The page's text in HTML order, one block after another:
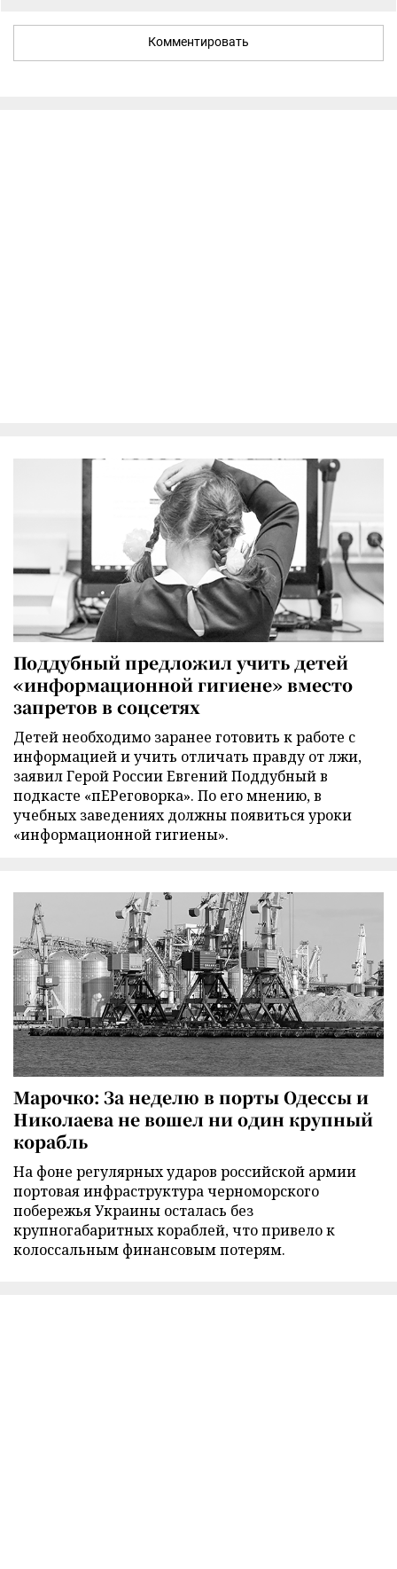
Комментировать
Поддубный предложил учить детей
«информационной гигиене» вместо
запретов в соцсетях
Детей необходимо заранее готовить к работе с
информацией и учить отличать правду от лжи,
заявил Герой России Евгений Поддубный в
подкасте «пЕРеговорка». По его мнению, в
учебных заведениях должны появиться уроки
«информационной гигиены».
Марочко: За неделю в порты Одессы и
Николаева не вошел ни один крупный
корабль
На фоне регулярных ударов российской армии
портовая инфраструктура черноморского
побережья Украины осталась без
крупногабаритных кораблей, что привело к
колоссальным финансовым потерям.